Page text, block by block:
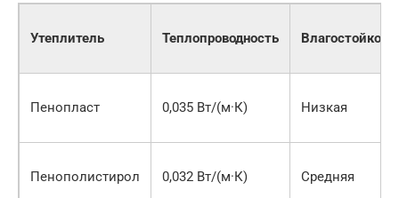
Утеплитель Теплопроводность
Пенопласт 0,035 Вт/(м·К) Низкая
Пенополистирол 0,032 Вт/(м·К) Средняя